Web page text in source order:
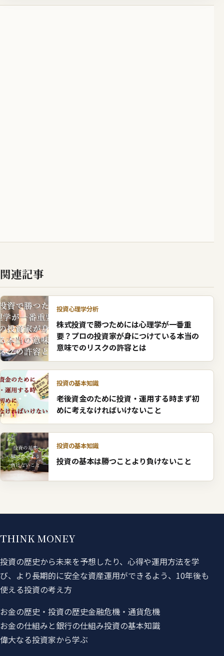
関連記事
投資心理学分析
株式投資で勝つためには心理学が一番重
要？プロの投資家が身につけている本当の
意味でのリスクの許容とは
投資の基本知識
老後資金のために投資・運用する時まず初
めに考えなければいけないこと
投資の基本知識
投資の基本は勝つことより負けないこと
THINK MONEY
投資の歴史から未来を予想したり、心得や運用方法を学
び、より長期的に安全な資産運用ができるよう、10年後も
使える投資の考え方
お金の歴史・投資の歴史金融危機・通貨危機
お金の仕組みと銀行の仕組み投資の基本知識
偉大なる投資家から学ぶ